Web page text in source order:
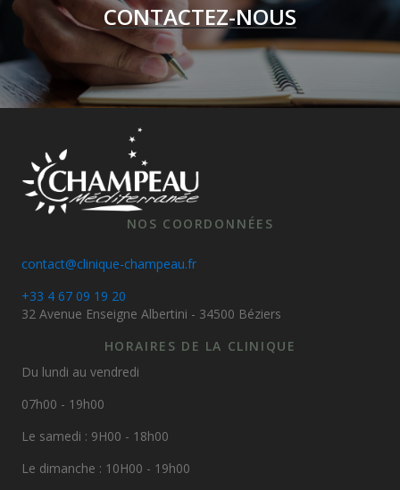
CONTACTEZ-NOUS
NOS COORDONNÉES
contact@clinique-champeau.fr
+33 4 67 09 19 20
32 Avenue Enseigne Albertini - 34500 Béziers
HORAIRES DE LA CLINIQUE
Du lundi au vendredi
07h00 - 19h00
Le samedi : 9H00 - 18h00
Le dimanche : 10H00 - 19h00